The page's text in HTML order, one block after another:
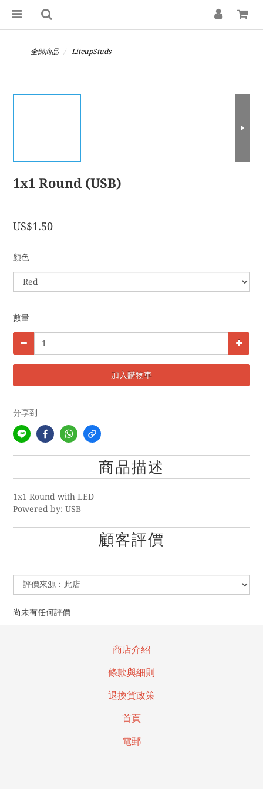
全部商品 LiteupStuds
1x1 Round (USB)
US$1.50
顏色
數量
加入購物車
分享到
商品描述
1x1 Round with LED
Powered by: USB
顧客評價
尚未有任何評價
商店介紹
條款與細則
退換貨政策
首頁
電郵